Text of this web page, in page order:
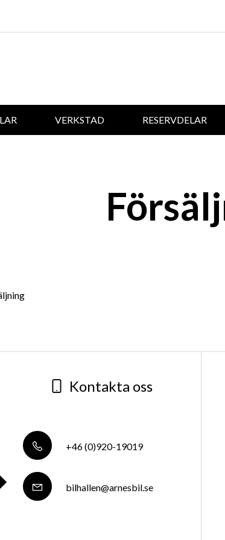
VERKSTAD RESERVDELAR
Kontakta oss
+46 (0)920-19019
bilhallen@arnesbil.se